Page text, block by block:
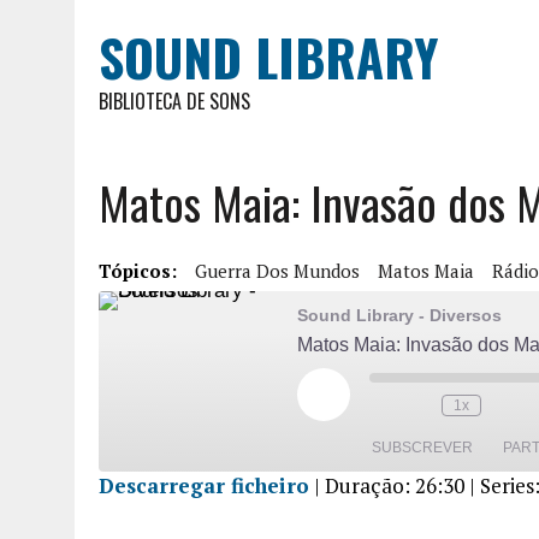
SOUND LIBRARY
BIBLIOTECA DE SONS
Matos Maia: Invasão dos
Tópicos: Guerra Dos Mundos Matos Maia
Sound Library - Diversos
Matos Maia: Invasão dos
1x
SUBSCREVER
Descarregar ficheiro | Duração: 26:30 | Series: